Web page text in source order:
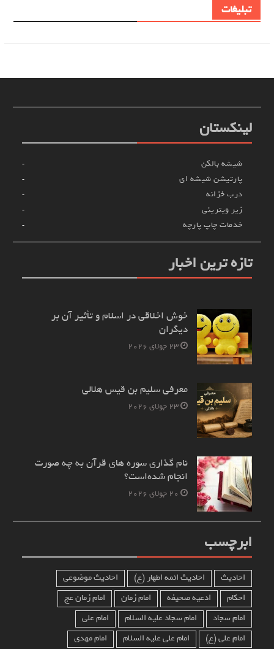
تبلیغات
لینکستان
شیشه بالکن
پارتیشن شیشه ای
درب خزانه
زیر ویترینی
خدمات چاپ پارچه
تازه ترین اخبار
خوش اخلاقی در اسلام و تأثیر آن بر
دیگران
23 جولای 2026
معرفی سلیم بن قیس هلالی
23 جولای 2026
نام‌ گذاری سوره های قرآن به چه صورت
انجام شده‌است؟
20 جولای 2026
ابرچسب
احادیث احادیث ائمه اطهار (ع)
احادیث موضوعی
احکام
ادعیه صحیفه امام زمان
امام زمان عج
امام سجاد
امام سجاد علیه السلام
امام علی
امام علی (ع)
امام علی علیه السلام
امام مهدی